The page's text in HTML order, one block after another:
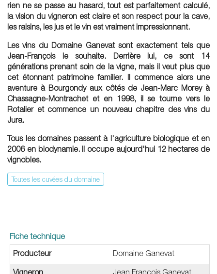
rien ne se passe au hasard, tout est parfaitement calculé,
la vision du vigneron est claire et son respect pour la cave,
les raisins, les jus et le vin est vraiment impressionnant.
Les vins du Domaine Ganevat sont exactement tels que
Jean-François le souhaite. Derrière lui, ce sont 14
générations prenant soin de la vigne, mais il veut plus que
cet étonnant patrimoine familier. Il commence alors une
aventure à Bourgondy aux côtés de Jean-Marc Morey à
Chassagne-Montrachet et en 1998, il se tourne vers le
Rotalier et commence un nouveau chapitre des vins du
Jura.
Tous les domaines passent à l'agriculture biologique et en
2006 en biodynamie. Il occupe aujourd'hui 12 hectares de
vignobles.
Toutes les cuvées du domaine
Fiche technique
Producteur
Domaine Ganevat
Vigneron Jean Francois Ganevat